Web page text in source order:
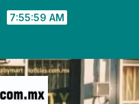
7:56:02 AM